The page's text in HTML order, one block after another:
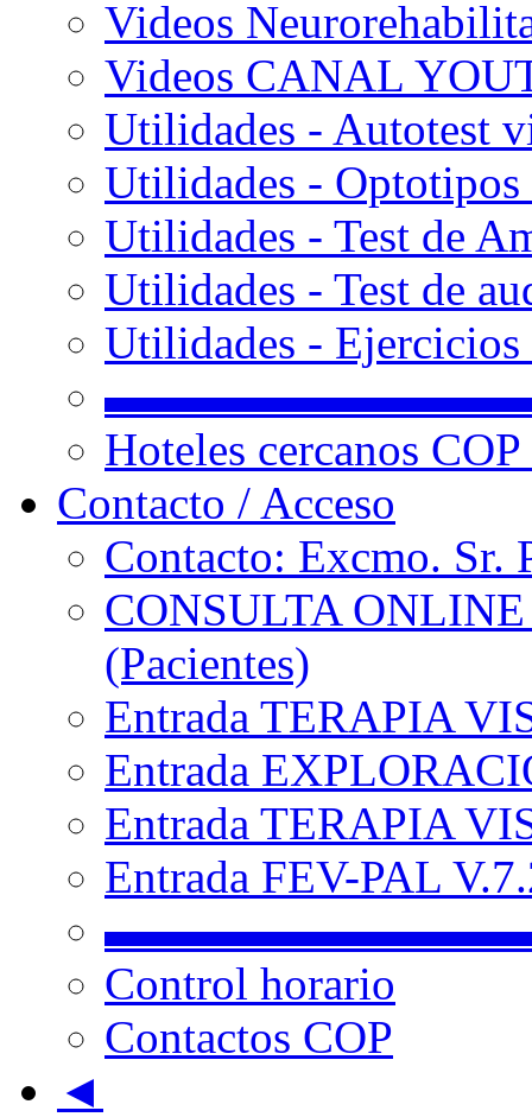
Videos
Videos CANAL
Utilidades - Autotest
Utilidades -
Utilidades - Test de
Utilidades - Test de
Utilidades -
Hoteles cercanos
Contacto / Acceso
Contacto: Excmo. Sr.
CONSULTA
(Pacientes)
Entrada TERAPIA
Entrada
Entrada TERAPIA
Entrada FEV-PAL
Control horario
Contactos COP
◄